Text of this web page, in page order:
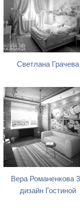
Светлана Грачева
Вера Романенкова
дизайн Гостиной